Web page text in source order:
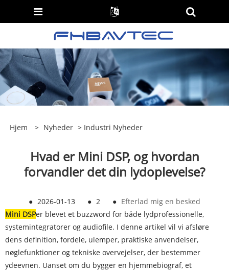
Hjem > Nyheder > Industri Nyheder
Hvad er Mini DSP, og hvordan
forvandler det din lydoplevelse?
● 2026-01-13 ● 2 ● Efterlad mig en besked
Mini DSPer blevet et buzzword for både lydprofessionelle,
systemintegratorer og audiofile. I denne artikel vil vi afsløre
dens definition, fordele, ulemper, praktiske anvendelser,
nøglefunktioner og tekniske overvejelser, der bestemmer
ydeevnen. Uanset om du bygger en hjemmebiograf, et